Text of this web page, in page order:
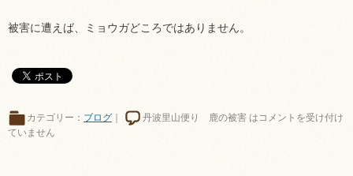
被害に遭えば、ミョウガどころではありません。
カテゴリー： ブログ 丹波里山便り 鹿の被害 は コメントを受け付け
ていません